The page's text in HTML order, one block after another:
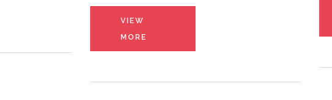
VIEW
MORE